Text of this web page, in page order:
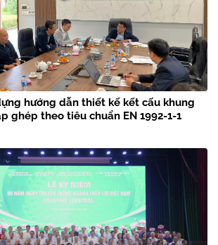
hướng dẫn thiết kế kết cấu khung
ghép theo tiêu chuẩn EN 1992-1-1